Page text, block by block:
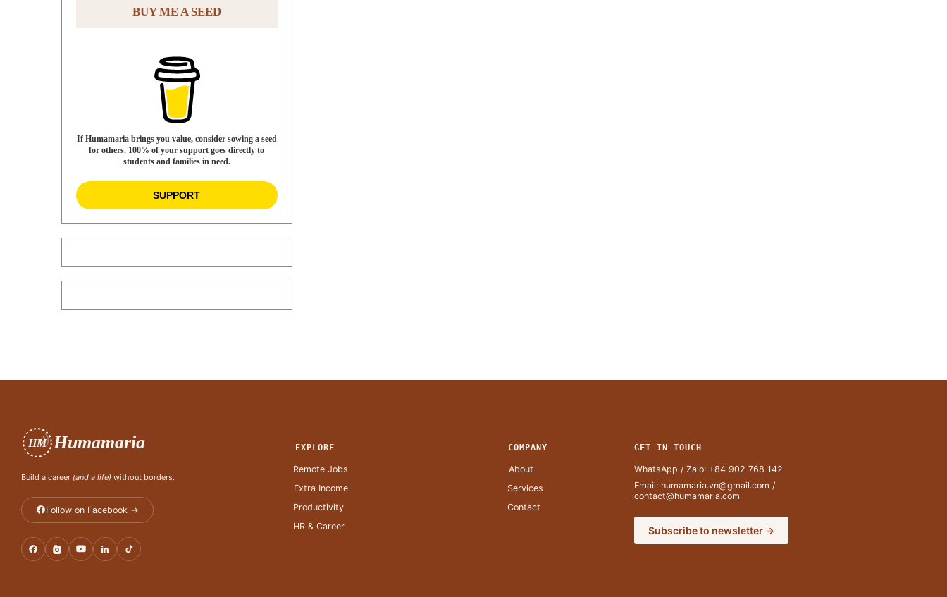
BUY ME A SEED
If Humamaria brings you value, consider sowing a seed
for others. 100% of your support goes directly to
students and families in need.
SUPPORT
HM Humamaria
Build a career (and a life) without borders.
Follow on Facebook →
EXPLORE
Remote Jobs
Extra Income
Productivity
HR & Career.
COMPANY
About
Services
Contact
GET IN TOUCH
WhatsApp / Zalo: +84 902 768 142
Email: humamaria.vn@gmail.com /
contact@humamaria.com
Subscribe to newsletter →